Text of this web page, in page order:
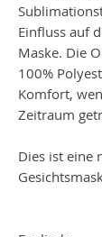
Einfluss auf
Maske. Die
100%
Komfort,
Zeitraum
Dies ist eine